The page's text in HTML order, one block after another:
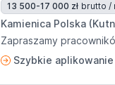
13 500-17 000 zł brutto /
Kamienica Polska
Zapraszamy
Szybkie aplikowanie